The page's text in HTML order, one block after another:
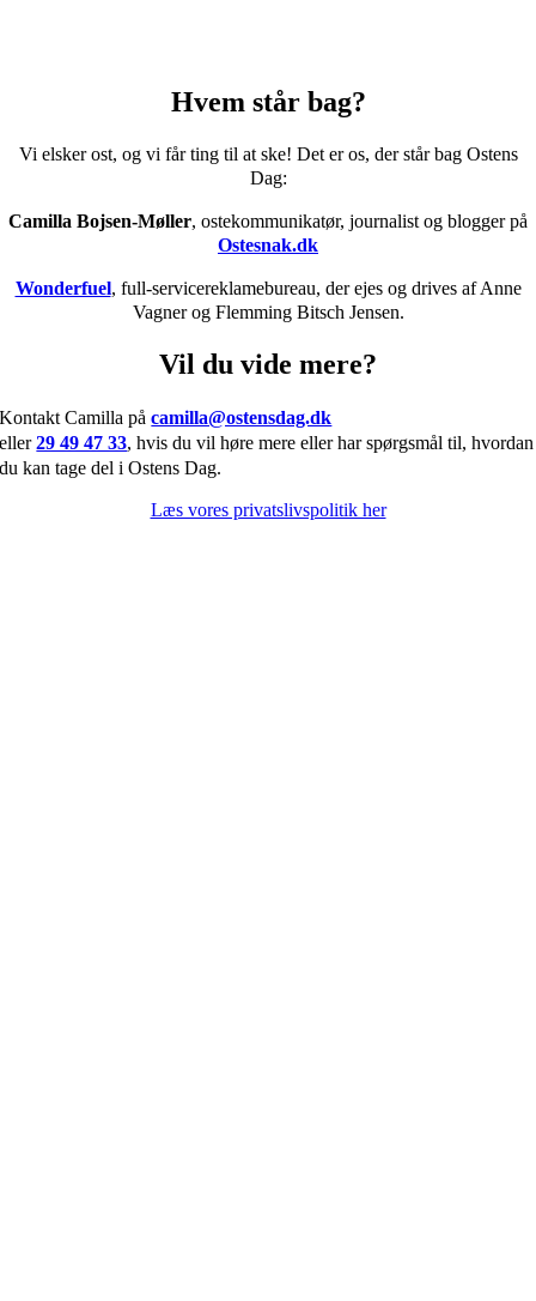
Hvem står bag?
Vi elsker ost, og vi får ting til at ske! Det er os, der står bag Ostens
Dag:
Camilla Bojsen-Møller, ostekommunikatør, journalist og blogger på
Ostesnak.dk
Wonderfuel, full-servicereklamebureau, der ejes og drives af Anne
Vagner og Flemming Bitsch Jensen.
Vil du vide mere?
Kontakt Camilla påcamilla@ostensdag.dk
eller29 49 47 33, hvis du vil høre mereeller har spørgsmål til, hvordan
du kan tage del i Ostens Dag.
Læs vores privatslivspolitik her